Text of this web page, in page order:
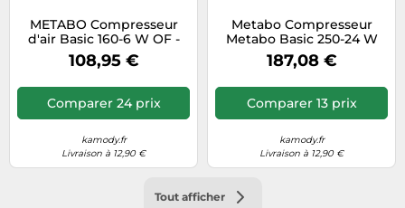
METABO Compresseur
d'air Basic 160-6 W OF -
METABO - 601501000
108,95 €
Comparer 24 prix
kamody.fr
Livraison à 12,90 €
Metabo Compresseur
Metabo Basic 250-24 W
OF – Quantité 1
187,08 €
Comparer 13 prix
kamody.fr
Livraison à 12,90 €
Tout afficher